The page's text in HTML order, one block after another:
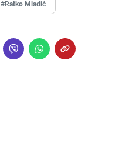
#Ratko Mladić